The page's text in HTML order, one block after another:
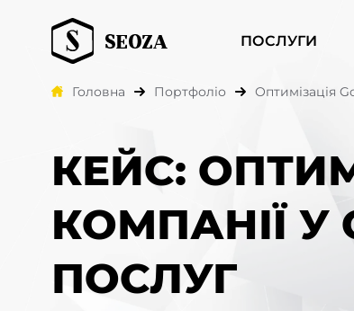
ПОСЛУГИ
Головна Портфоліо Оптимізація
КЕЙС:
КОМПАНІЇ У
ПОСЛУГ